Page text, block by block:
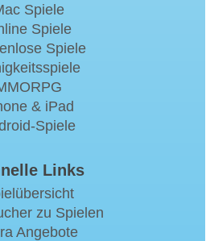
Spiele
Spiele
Spiele
& iPad
Spiele
Links
zu Spielen
Angebote